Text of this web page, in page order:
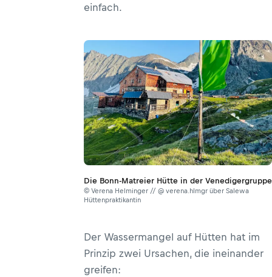
einfach.
Die Bonn-Matreier Hütte in der Venedigergruppe
© Verena Helminger // @ verena.hlmgr über Salewa
Hüttenpraktikantin
Der Wassermangel auf Hütten hat im
Prinzip zwei Ursachen, die ineinander
greifen: